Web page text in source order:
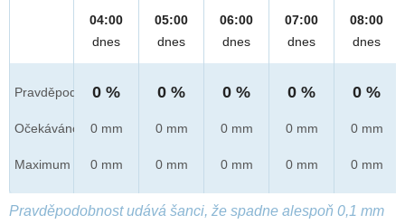
Pravděpod.
Očekáváno
Maximum
04:00
dnes
0 %
0 mm
0 mm
05:00
dnes
0 %
0 mm
0 mm
06:00
dnes
0 %
0 mm
0 mm
07:00
dnes
0 %
0 mm
0 mm
08:00
dnes
0 %
0 mm
0 mm
Pravděpodobnost udává šanci, že spadne alespoň 0,1 mm